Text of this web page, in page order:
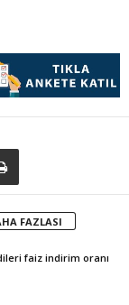
FAZLASI
faiz indirim oranı